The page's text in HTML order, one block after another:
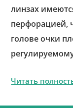
линзах
перфорацией,
голове очки
Читать